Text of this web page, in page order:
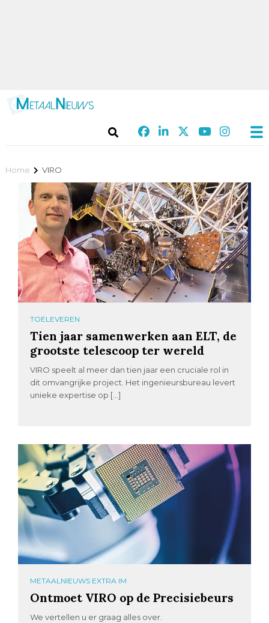
Home VIRO
TOELEVEREN
Tien jaar samenwerken aan ELT, de
grootste telescoop ter wereld
VIRO speelt al meer dan tien jaar een cruciale rol in
dit omvangrijke project. Het ingenieursbureau levert
unieke expertise op […]
METAALNIEUWS EXTRA IM
Ontmoet VIRO op de Precisiebeurs
We vertellen u er graag alles over.